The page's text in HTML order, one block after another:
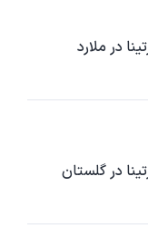
در ملارد
در گلستان